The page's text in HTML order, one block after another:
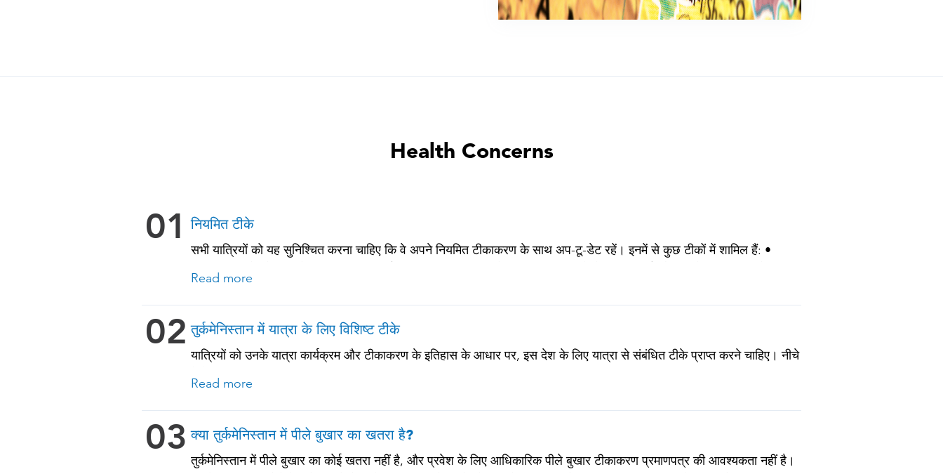
Health Concerns
01 नियमित टीके
सभी यात्रियों को यह सुनिश्चित करना चाहिए कि वे अपने नियमित टीकाकरण के साथ अप-टू-डेट रहें। इनमें से कुछ टीकों में शामिल हैं: •
चिकनपॉक्स (वैरीसेला) • टेटनस-डिप्थीरिया-पर्टुसिस • मीसल्स-मम्प्स-रूबेला (MMR) • न्यूमोकोकल (65 वर्ष और उससे अधिक आयु के
Read more
02 तुर्कमेनिस्तान में यात्रा के लिए विशिष्ट टीके
यात्रियों को उनके यात्रा कार्यक्रम और टीकाकरण के इतिहास के आधार पर, इस देश के लिए यात्रा से संबंधित टीके प्राप्त करने चाहिए। नीचे
Read more
03 क्या तुर्कमेनिस्तान में पीले बुखार का खतरा है?
तुर्कमेनिस्तान में पीले बुखार का कोई खतरा नहीं है, और प्रवेश के लिए आधिकारिक पीले बुखार टीकाकरण प्रमाणपत्र की आवश्यकता नहीं है।